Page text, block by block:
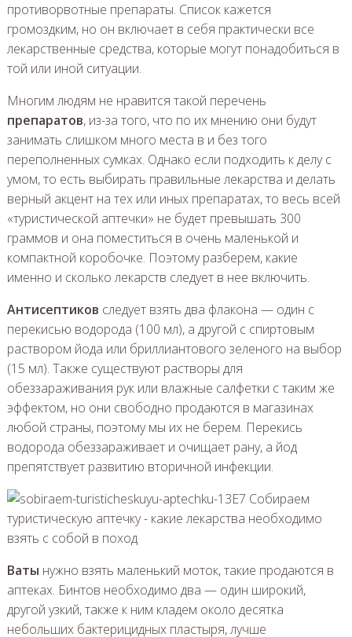
противорвотные препараты. Список кажется
громоздким, но он включает в себя практически все
лекарственные средства, которые могут понадобиться в
той или иной ситуации.
Многим людям не нравится такой перечень
препаратов, из-за того, что по их мнению они будут
занимать слишком много места в и без того
переполненных сумках. Однако если подходить к делу с
умом, то есть выбирать правильные лекарства и делать
верный акцент на тех или иных препаратах, то весь всей
«туристической аптечки» не будет превышать 300
граммов и она поместиться в очень маленькой и
компактной коробочке. Поэтому разберем, какие
именно и сколько лекарств следует в нее включить.
Антисептиков следует взять два флакона — один с
перекисью водорода (100 мл), а другой с спиртовым
раствором йода или бриллиантового зеленого на выбор
(15 мл). Также существуют растворы для
обеззараживания рук или влажные салфетки с таким же
эффектом, но они свободно продаются в магазинах
любой страны, поэтому мы их не берем. Перекись
водорода обеззараживает и очищает рану, а йод
препятствует развитию вторичной инфекции.
Ваты нужно взять маленький моток, такие продаются в
аптеках. Бинтов необходимо два — один широкий,
другой узкий, также к ним кладем около десятка
небольших бактерицидных пластыря, лучше